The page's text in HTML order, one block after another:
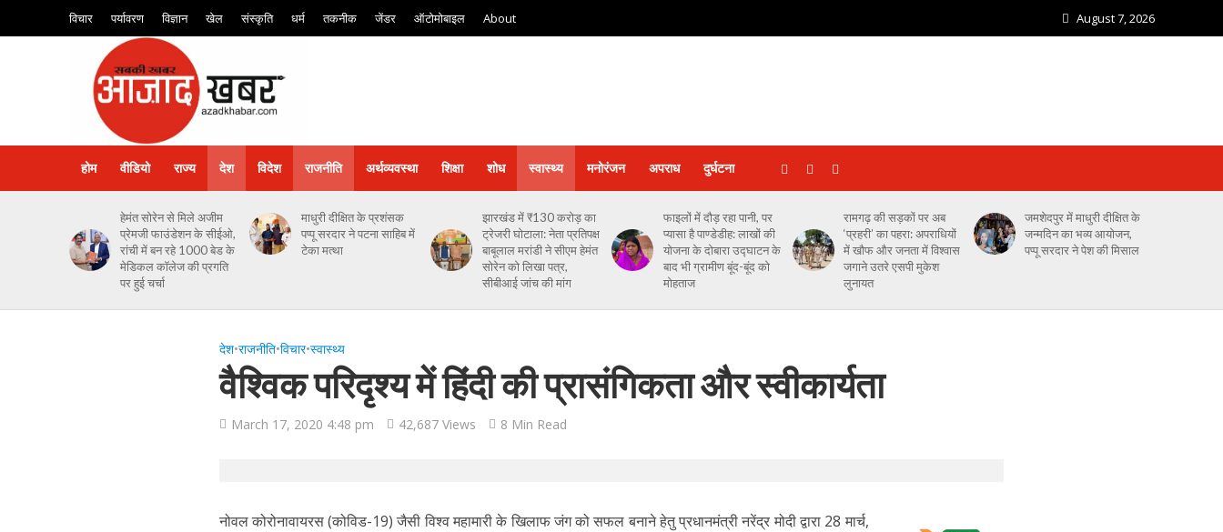
विचार पर्यावरण विज्ञान खेल संस्कृति धर्म तकनीक जेंडर ऑटोमोबाइल About August 7, 2026
होम वीडियो राज्य देश विदेश राजनीति अर्थव्यवस्था शिक्षा शोध स्‍वास्‍थ्‍य मनोरंजन अपराध दुर्घटना
हेमंत सोरेन से मिले अजीम
प्रेमजी फाउंडेशन के सीईओ,
रांची में बन रहे 1000 बेड के
मेडिकल कॉलेज की प्रगति
पर हुई चर्चा
माधुरी दीक्षित के प्रशंसक
पप्पू सरदार ने पटना साहिब में
टेका मत्था
झारखंड में ₹130 करोड़ का
ट्रेजरी घोटाला: नेता प्रतिपक्ष
बाबूलाल मरांडी ने सीएम हेमंत
सोरेन को लिखा पत्र,
सीबीआई जांच की मांग
फाइलों में दौड़ रहा पानी, पर
प्यासा है पाण्डेडीह: लाखों की
योजना के दोबारा उद्घाटन के
बाद भी ग्रामीण बूंद-बूंद को
मोहताज
रामगढ़ की सड़कों पर अब
‘प्रहरी’ का पहरा: अपराधियों
में खौफ और जनता में विश्वास
जगाने उतरे एसपी मुकेश
लुनायत
जमशेदपुर में माधुरी दीक्षित के
जन्मदिन का भव्य आयोजन,
पप्पू सरदार ने पेश की मिसाल
देश•राजनीति•विचार•स्‍वास्‍थ्‍य
वैश्विक परिदृश्य में हिंदी की प्रासंगिकता और स्वीकार्यता
March 17, 2020 4:48 pm 42,687 Views 8 Min Read
नोवल कोरोनावायरस (कोविड-19) जैसी विश्व महामारी के खिलाफ जंग को सफल बनाने हेतु प्रधानमंत्री नरेंद्र मोदी द्वारा 28 मार्च,